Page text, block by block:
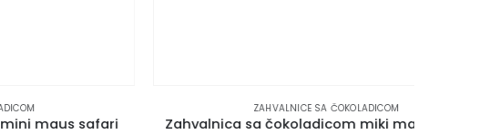
ZAHVALNICE SA ČOKOLADICOM
Zahvalnica sa čokoladicom miki maus safari II